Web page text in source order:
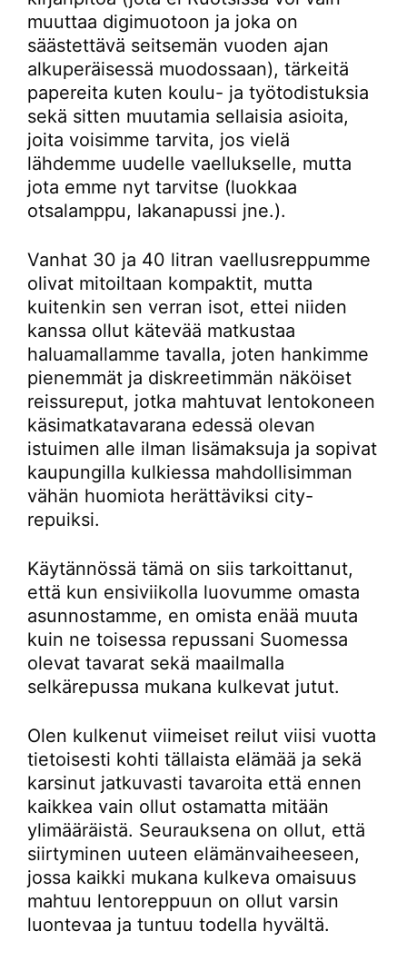
muuttaa digimuotoon ja joka on
säästettävä seitsemän vuoden ajan
alkuperäisessä muodossaan), tärkeitä
papereita kuten koulu- ja työtodistuksia
sekä sitten muutamia sellaisia asioita,
joita voisimme tarvita, jos vielä
lähdemme uudelle vaellukselle, mutta
jota emme nyt tarvitse (luokkaa
otsalamppu, lakanapussi jne.).
Vanhat 30 ja 40 litran vaellusreppumme
olivat mitoiltaan kompaktit, mutta
kuitenkin sen verran isot, ettei niiden
kanssa ollut kätevää matkustaa
haluamallamme tavalla, joten hankimme
pienemmät ja diskreetimmän näköiset
reissureput, jotka mahtuvat lentokoneen
käsimatkatavarana edessä olevan
istuimen alle ilman lisämaksuja ja sopivat
kaupungilla kulkiessa mahdollisimman
vähän huomiota herättäviksi city-
repuiksi.
Käytännössä tämä on siis tarkoittanut,
että kun ensiviikolla luovumme omasta
asunnostamme, en omista enää muuta
kuin ne toisessa repussani Suomessa
olevat tavarat sekä maailmalla
selkärepussa mukana kulkevat jutut.
Olen kulkenut viimeiset reilut viisi vuotta
tietoisesti kohti tällaista elämää ja sekä
karsinut jatkuvasti tavaroita että ennen
kaikkea vain ollut ostamatta mitään
ylimääräistä. Seurauksena on ollut, että
siirtyminen uuteen elämänvaiheeseen,
jossa kaikki mukana kulkeva omaisuus
mahtuu lentoreppuun on ollut varsin
luontevaa ja tuntuu todella hyvältä.